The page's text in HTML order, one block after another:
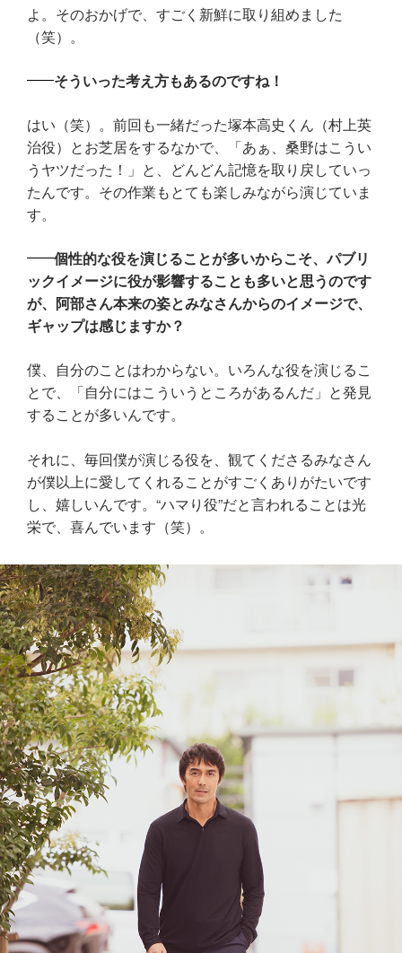
よ。そのおかげで、すごく新鮮に取り組めました
（笑）。
そういった考え方もあるのですね！
はい（笑）。前回も一緒だった塚本高史くん（村上英
治役）とお芝居をするなかで、「あぁ、桑野はこうい
うヤツだった！」と、どんどん記憶を取り戻していっ
たんです。その作業もとても楽しみながら演じていま
す。
個性的な役を演じることが多いからこそ、パブリ
ックイメージに役が影響することも多いと思うのです
が、阿部さん本来の姿とみなさんからのイメージで、
ギャップは感じますか？
僕、自分のことはわからない。いろんな役を演じるこ
とで、「自分にはこういうところがあるんだ」と発見
することが多いんです。
それに、毎回僕が演じる役を、観てくださるみなさん
が僕以上に愛してくれることがすごくありがたいです
し、嬉しいんです。“ハマり役”だと言われることは光
栄で、喜んでいます（笑）。